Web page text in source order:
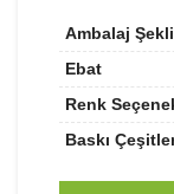
Ambalaj Şekli
Ebat
Renk
Baskı